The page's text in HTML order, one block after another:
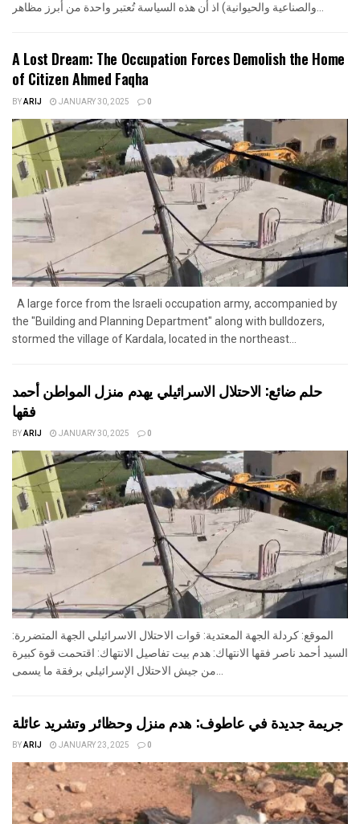
والصناعية والحيوانية) اذ أن هذه السياسة تُعتبر واحدة من أبرز مظاهر...
A Lost Dream: The Occupation Forces Demolish the Home
of Citizen Ahmed Faqha
BYARIJ JANUARY 30, 2025 0
A large force from the Israeli occupation army, accompanied by
the "Building and Planning Department" along with bulldozers,
stormed the village of Kardala, located in the northeast...
حلم ضائع: الاحتلال الاسرائيلي يهدم منزل المواطن أحمد
فقها
BYARIJ JANUARY 30, 2025 0
الموقع: كردلة الجهة المعتدية: قوات الاحتلال الاسرائيلي الجهة المتضررة:
السيد أحمد ناصر فقها الانتهاك: هدم بيت تفاصيل الانتهاك: اقتحمت قوة كبيرة
من جيش الاحتلال الإسرائيلي برفقة ما يسمى...
جريمة جديدة في عاطوف: هدم منزل وحظائر وتشريد عائلة
BYARIJ JANUARY 23, 2025 0